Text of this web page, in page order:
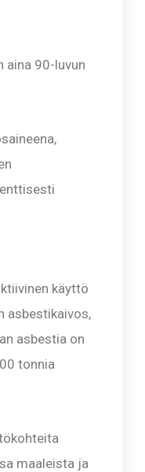
aina 90-luvun
käyttö
asbestikaivos,
asbestia on
tonnia
maaleista ja